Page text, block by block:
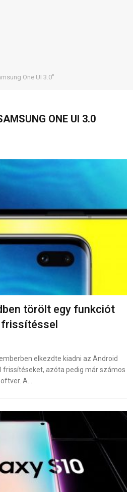
One UI 3.0"
ONE UI 3.0
törölt egy funkciót
frissítéssel
elkezdte kiadni az Android
frissítéseket, azóta pedig már számos
A…